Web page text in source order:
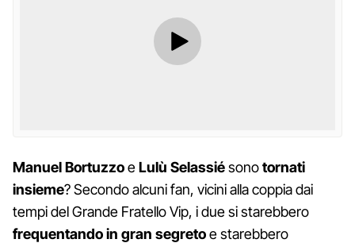
ManuelBortuzzoeLulù Selassiésonotornati
insieme? Secondo alcuni fan, vicini alla coppia dai
tempi del Grande Fratello Vip, i due si starebbero
frequentando in gran segretoe starebbero